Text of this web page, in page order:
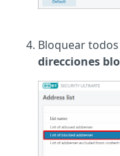
Bloquear
direcciones